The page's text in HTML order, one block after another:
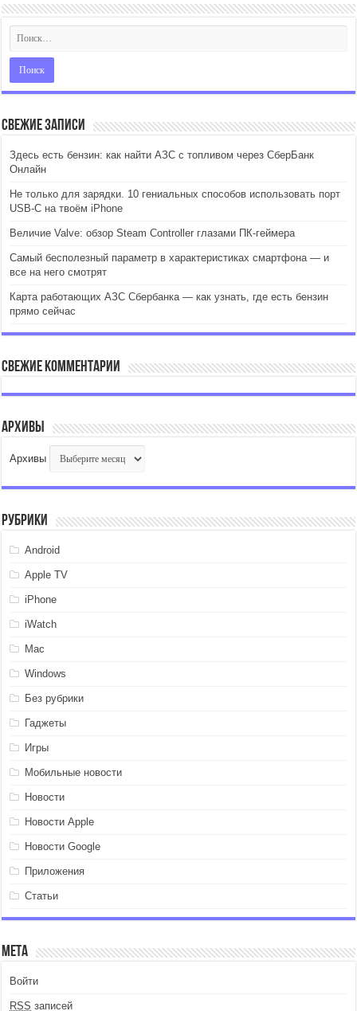
Свежие записи
Здесь есть бензин: как найти АЗС с топливом через СберБанк
Онлайн
Не только для зарядки. 10 гениальных способов использовать порт
USB-C на твоём iPhone
Величие Valve: обзор Steam Controller глазами ПК-геймера
Самый бесполезный параметр в характеристиках смартфона — и
все на него смотрят
Карта работающих АЗС Сбербанка — как узнать, где есть бензин
прямо сейчас
Свежие комментарии
Архивы
Архивы
Рубрики
Android
Apple TV
iPhone
iWatch
Mac
Windows
Без рубрики
Гаджеты
Игры
Мобильные новости
Новости
Новости Apple
Новости Google
Приложения
Статьи
Мета
Войти
RSS записей